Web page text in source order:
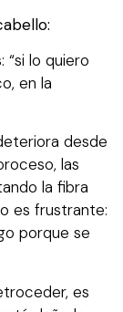
lo quiero
en la
desde
las
la fibra
es frustrante:
porque se
es